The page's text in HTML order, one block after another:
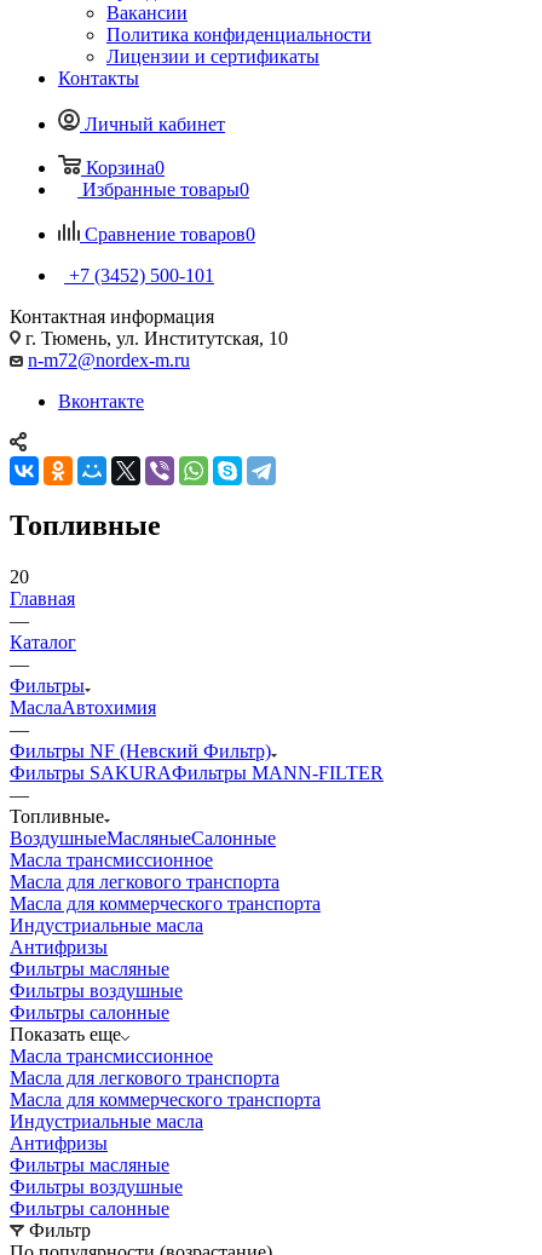
Вакансии
Политика конфиденциальности
Лицензии и сертификаты
Контакты
Личный кабинет
Корзина0
Избранные товары0
Сравнение товаров0
+7 (3452) 500-101
Контактная информация
г. Тюмень, ул. Институтская, 10
n-m72@nordex-m.ru
Вконтакте
Топливные
20
Главная
—
Каталог
—
Фильтры
МаслаАвтохимия
—
Фильтры NF (Невский Фильтр)
Фильтры SAKURAФильтры MANN-FILTER
—
Топливные
ВоздушныеМасляныеСалонные
Масла трансмиссионное
Масла для легкового транспорта
Масла для коммерческого транспорта
Индустриальные масла
Антифризы
Фильтры масляные
Фильтры воздушные
Фильтры салонные
Показать еще
Масла трансмиссионное
Масла для легкового транспорта
Масла для коммерческого транспорта
Индустриальные масла
Антифризы
Фильтры масляные
Фильтры воздушные
Фильтры салонные
Фильтр